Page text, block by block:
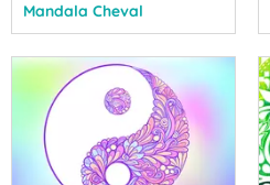
Mandala Cheval